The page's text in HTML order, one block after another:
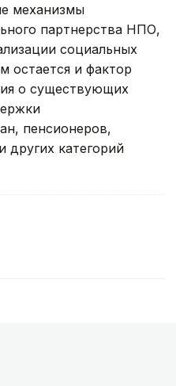
механизмы
партнерства НПО,
социальных
остается и фактор
о существующих
пенсионеров,
других категорий